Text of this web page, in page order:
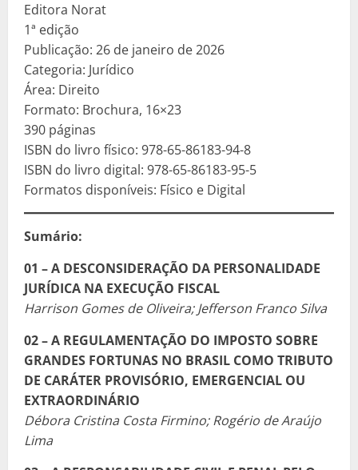
Editora Norat
1ª edição
Publicação: 26 de janeiro de 2026
Categoria: Jurídico
Área: Direito
Formato: Brochura, 16×23
390 páginas
ISBN do livro físico: 978-65-86183-94-8
ISBN do livro digital: 978-65-86183-95-5
Formatos disponíveis: Físico e Digital
Sumário:
01 – A DESCONSIDERAÇÃO DA PERSONALIDADE
JURÍDICA NA EXECUÇÃO FISCAL
Harrison Gomes de Oliveira; Jefferson Franco Silva
02 – A REGULAMENTAÇÃO DO IMPOSTO SOBRE
GRANDES FORTUNAS NO BRASIL COMO TRIBUTO
DE CARÁTER PROVISÓRIO, EMERGENCIAL OU
EXTRAORDINÁRIO
Débora Cristina Costa Firmino; Rogério de Araújo
Lima